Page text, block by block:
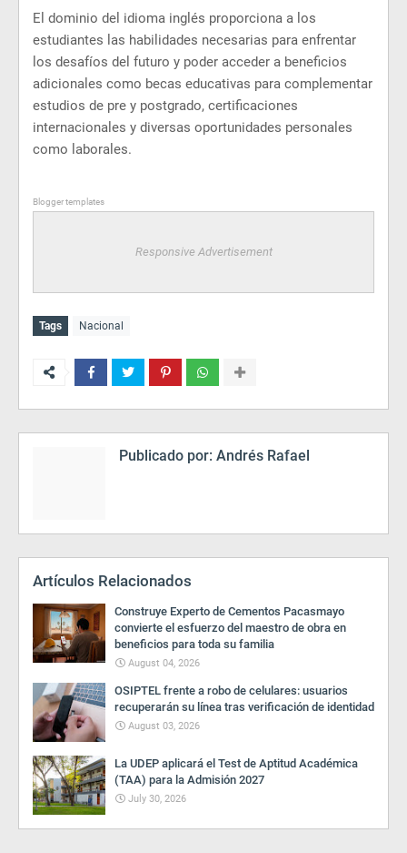
El dominio del idioma inglés proporciona a los
estudiantes las habilidades necesarias para enfrentar
los desafíos del futuro y poder acceder a beneficios
adicionales como becas educativas para complementar
estudios de pre y postgrado, certificaciones
internacionales y diversas oportunidades personales
como laborales.
Blogger templates
Responsive Advertisement
Tags Nacional
Publicado por: Andrés Rafael
Artículos Relacionados
Construye Experto de Cementos Pacasmayo
convierte el esfuerzo del maestro de obra en
beneficios para toda su familia
August 04, 2026
OSIPTEL frente a robo de celulares: usuarios
recuperarán su línea tras verificación de identidad
August 03, 2026
La UDEP aplicará el Test de Aptitud Académica
(TAA) para la Admisión 2027
July 30, 2026